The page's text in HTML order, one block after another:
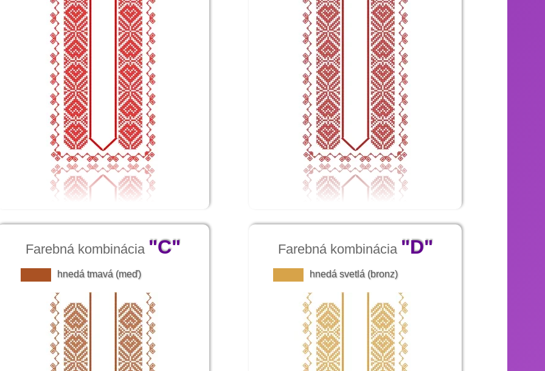
odev ženy v zimnom období, Fačkov, prvá štvrtina 20. storočia. Žena má na základom odeve, ktorý
zo spodnice, krojových rukávcov, bielej sukne so živôtikom, kasanice a širokej modrotlačovej zástery,
do rukávov oblečenú dlhú súkennú kabanicu predaj. Na hlave má čepiec s dlhou úzkou šatkou, podvikou.
má kopytcia, nohavičky a krpce.K úplnosti zimného oblečenia patri ešte cez hlavu prehodená odevná
obrúsok, vlastne veľká biela plátená kupovaná šatka.
Farebná kombinácia "C"
hnedá tmavá (meď)
Farebná kombinácia "D"
hnedá svetlá (bronz)